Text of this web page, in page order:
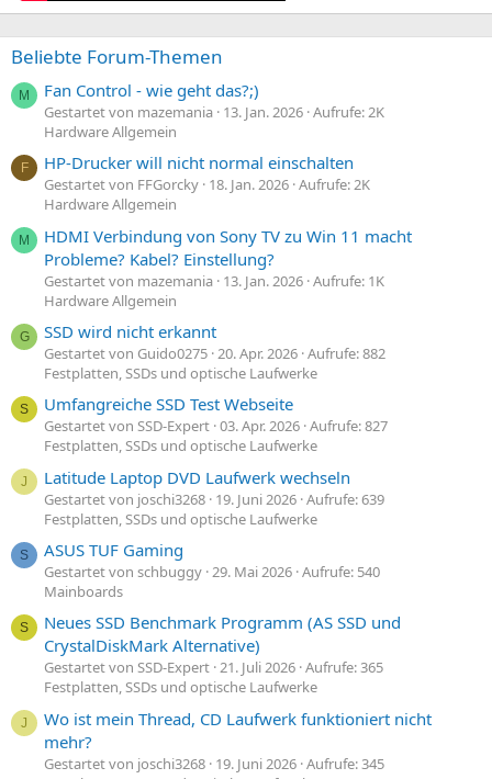
Beliebte Forum-Themen
M Fan Control - wie geht das?;)
Gestartet von mazemania 13. Jan. 2026 Aufrufe: 2K
Hardware Allgemein
F HP-Drucker will nicht normal einschalten
Gestartet von FFGorcky 18. Jan. 2026 Aufrufe: 2K
Hardware Allgemein
M
HDMI Verbindung von Sony TV zu Win 11 macht
Probleme? Kabel? Einstellung?
Gestartet von mazemania 13. Jan. 2026 Aufrufe: 1K
Hardware Allgemein
G SSD wird nicht erkannt
Gestartet von Guido0275 20. Apr. 2026 Aufrufe: 882
Festplatten, SSDs und optische Laufwerke
S Umfangreiche SSD Test Webseite
Gestartet von SSD-Expert 03. Apr. 2026 Aufrufe: 827
Festplatten, SSDs und optische Laufwerke
J Latitude Laptop DVD Laufwerk wechseln
Gestartet von joschi3268 19. Juni 2026 Aufrufe: 639
Festplatten, SSDs und optische Laufwerke
S ASUS TUF Gaming
Gestartet von schbuggy 29. Mai 2026 Aufrufe: 540
Mainboards
S
Neues SSD Benchmark Programm (AS SSD und
CrystalDiskMark Alternative)
Gestartet von SSD-Expert 21. Juli 2026 Aufrufe: 365
Festplatten, SSDs und optische Laufwerke
J
Wo ist mein Thread, CD Laufwerk funktioniert nicht
mehr?
Gestartet von joschi3268 19. Juni 2026 Aufrufe: 345